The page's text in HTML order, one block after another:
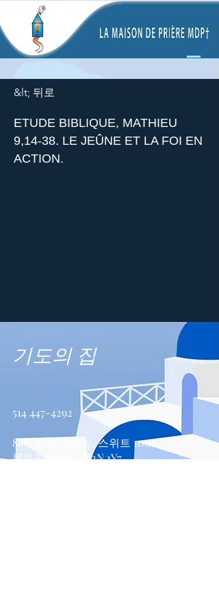
&lt; 뒤로
ETUDE BIBLIQUE, MATHIEU
9,14-38. LE JEÛNE ET LA FOI EN
ACTION.
기도의 집
514 447-4292
8815 파크 애비뉴, 스위트 100
몬트리올, QC, H2N 1Y7